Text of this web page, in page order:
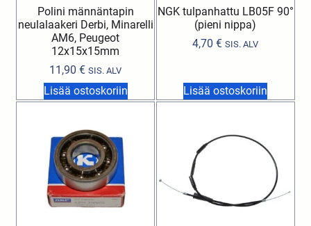
Polini männäntapin
neulalaakeri Derbi, Minarelli
AM6, Peugeot
12x15x15mm
11,90€ SIS. ALV
Lisää ostoskoriin
NGK tulpanhattu LB05F 90°
(pieni nippa)
4,70€ SIS. ALV
Lisää ostoskoriin